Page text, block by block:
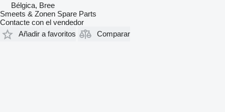
Bélgica, Bree
Smeets & Zonen Spare Parts
Contacte con el vendedor
Añadir a favoritos
Comparar